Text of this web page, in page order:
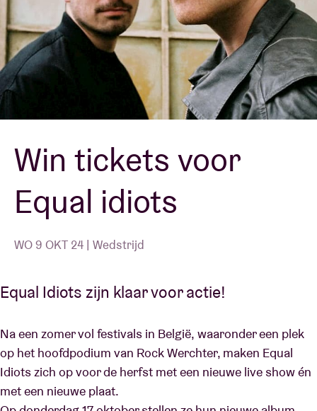
AB ❤ you
Zaalhuur
BRDCST
ABtv
Concertcheque
Over AB
Win tickets voor
Equal idiots
WO 9 OKT 24 | Wedstrijd
Equal Idiots zijn klaar voor actie!
Na een zomer vol festivals in België, waaronder een plek
op het hoofdpodium van Rock Werchter, maken Equal
Idiots zich op voor de herfst met een nieuwe live show én
met een nieuwe plaat.